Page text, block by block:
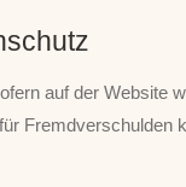
auf der Website
Fremdverschulden